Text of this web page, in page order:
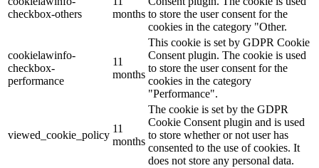
checkbox-others
months to store the user consent for the
cookies in the category "Other.
cookielawinfo-
checkbox-
performance
11
months
This cookie is set by GDPR Cookie
Consent plugin. The cookie is used
to store the user consent for the
cookies in the category
"Performance".
viewed_cookie_policy
11
months
The cookie is set by the GDPR
Cookie Consent plugin and is used
to store whether or not user has
consented to the use of cookies. It
does not store any personal data.